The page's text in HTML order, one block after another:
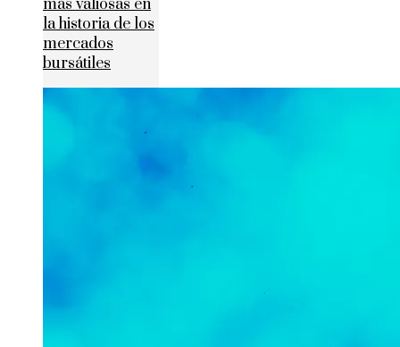
más valiosas en
la historia de los
mercados
bursátiles